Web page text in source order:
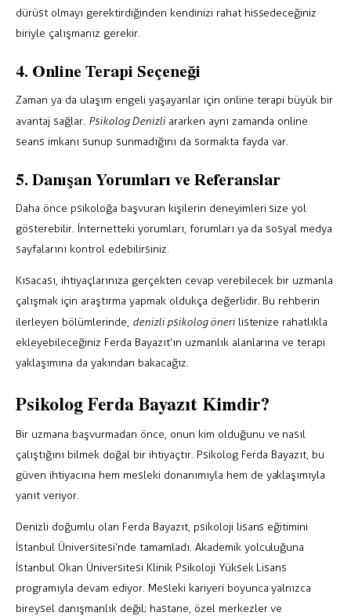
dürüst olmayı gerektirdiğinden kendinizi rahat hissedeceğiniz
biriyle çalışmanız gerekir.
4. Online Terapi Seçeneği
Zaman ya da ulaşım engeli yaşayanlar için online terapi büyük bir
avantaj sağlar. Psikolog Denizliararken aynı zamanda online
seans imkanı sunup sunmadığını da sormakta fayda var.
5. Danışan Yorumları ve Referanslar
Daha önce psikoloğa başvuran kişilerin deneyimleri size yol
gösterebilir. İnternetteki yorumları, forumları ya da sosyal medya
sayfalarını kontrol edebilirsiniz.
Kısacası, ihtiyaçlarınıza gerçekten cevap verebilecek bir uzmanla
çalışmak için araştırma yapmak oldukça değerlidir. Bu rehberin
ilerleyen bölümlerinde, denizli psikolog önerilistenize rahatlıkla
ekleyebileceğiniz Ferda Bayazıt’ın uzmanlık alanlarına ve terapi
yaklaşımına da yakından bakacağız.
Psikolog Ferda Bayazıt Kimdir?
Bir uzmana başvurmadan önce, onun kim olduğunu ve nasıl
çalıştığını bilmek doğal bir ihtiyaçtır. Psikolog Ferda Bayazıt, bu
güven ihtiyacına hem mesleki donanımıyla hem de yaklaşımıyla
yanıt veriyor.
Denizli doğumlu olan Ferda Bayazıt, psikoloji lisans eğitimini
İstanbul Üniversitesi’nde tamamladı. Akademik yolculuğuna
İstanbul Okan Üniversitesi Klinik Psikoloji Yüksek Lisans
programıyla devam ediyor. Mesleki kariyeri boyunca yalnızca
bireysel danışmanlık değil; hastane, özel merkezler ve